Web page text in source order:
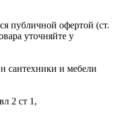
публичной офертой (ст.
уточняйте у
сантехники и мебели
2 ст 1,